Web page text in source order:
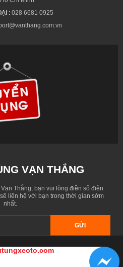
: 028 6681 0925
VẠN THẮNG
Thắng, bạn vui lòng điền số điện
liên hệ với bạn trong thời gian sớm
nhất.
GỬI
byphutungxeoto.com